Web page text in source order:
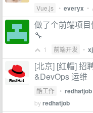
Vue.js • everyx •
做了个前端项
🔧
1 前端开发 •
[北京] [红帽] 招
&DevOps 运维
酷工作 • redhatjob
byredhatjob